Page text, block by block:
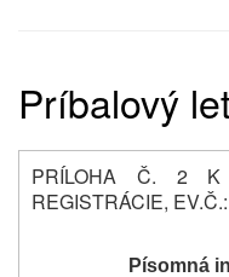
Príbalový
PRÍLOHA Č. 2 K
REGISTRÁCIE,
Písomná